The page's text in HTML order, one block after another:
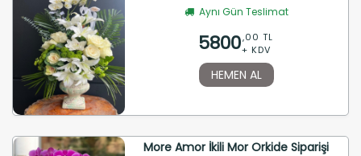
Aynı Gün Teslimat
5800,00 TL
+ KDV
HEMEN AL
More Amor İkili Mor Orkide Siparişi